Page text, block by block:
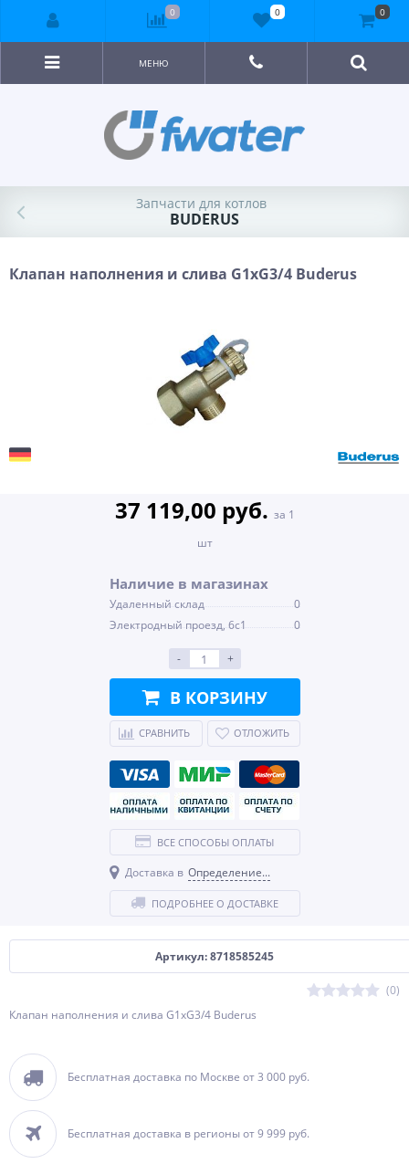
МЕНЮ
Запчасти для котлов
BUDERUS
Клапан наполнения и слива G1xG3/4 Buderus
Артикул: 8718585245
(0)
Клапан наполнения и слива G1xG3/4 Buderus
Бесплатная доставка по Москве от 3 000 руб.
Бесплатная доставка в регионы от 9 999 руб.
37 119,00 руб. за 1
шт
Наличие в магазинах
Удаленный склад
0
Электродный проезд, 6с1
0
- +
В КОРЗИНУ
СРАВНИТЬ ОТЛОЖИТЬ
ВСЕ СПОСОБЫ ОПЛАТЫ
Доставка в Определение...
ПОДРОБНЕЕ О ДОСТАВКЕ
0 0 0